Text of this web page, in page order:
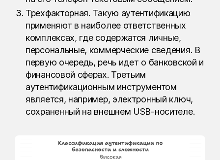
Трехфакторная. Такую аутентификацию
применяют в наиболее ответственных
комплексах, где содержатся личные,
персональные, коммерческие сведения. В
первую очередь, речь идет о банковской и
финансовой сферах. Третьим
аутентификационным инструментом
является, например, электронный ключ,
сохраненный на внешнем USB-носителе.